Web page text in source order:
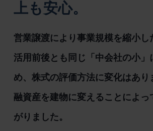
上も安心。
営業譲渡により事業規模を縮小し
活用前後とも同じ「中会社の小」
め、株式の評価方法に変化はあり
融資産を建物に変えることによっ
がりました。